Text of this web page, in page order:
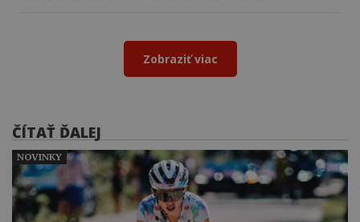
Zobraziť viac
ČÍTAŤ ĎALEJ
NOVINKY